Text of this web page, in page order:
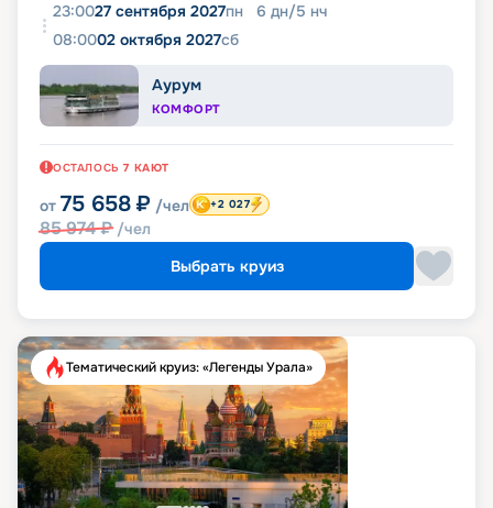
23:0027 сентября 2027пн 6 дн/5 нч
08:0002 октября 2027сб
Аурум
КОМФОРТ
ОСТАЛОСЬ 7 КАЮТ
от 75 658 ₽ /чел
85 974₽ /чел
+2 027
Выбрать круиз
Тематический круиз: «Легенды Урала»